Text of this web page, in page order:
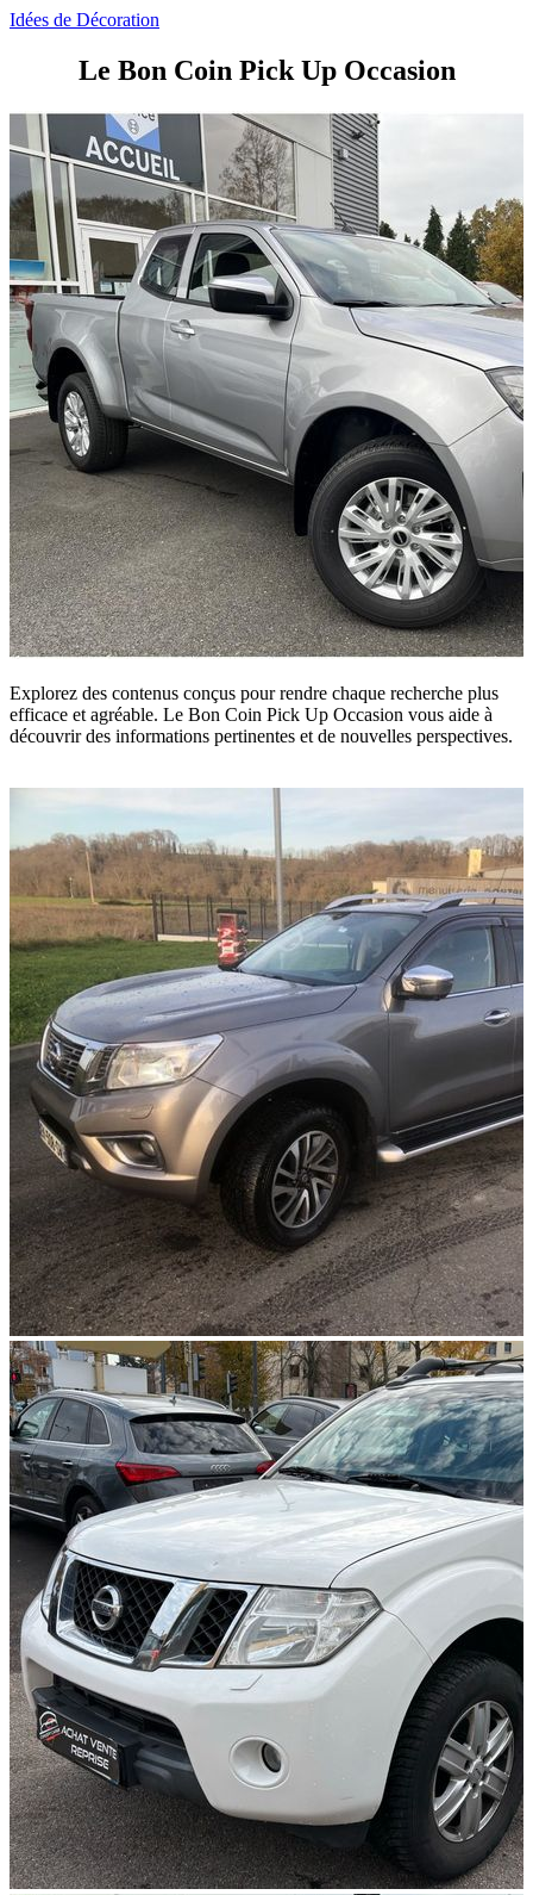
Idées de Décoration
Le Bon Coin Pick Up Occasion
Explorez des contenus conçus pour rendre chaque recherche plus
efficace et agréable. Le Bon Coin Pick Up Occasion vous aide à
découvrir des informations pertinentes et de nouvelles perspectives.